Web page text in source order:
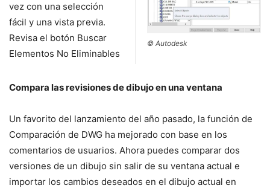
vez con una selección
fácil y una vista previa.
Revisa el botón Buscar
Elementos No Eliminables
© Autodesk
Compara las revisiones de dibujo en una ventana
Un favorito del lanzamiento del año pasado, la función de
Comparación de DWG ha mejorado con base en los
comentarios de usuarios. Ahora puedes comparar dos
versiones de un dibujo sin salir de su ventana actual e
importar los cambios deseados en el dibujo actual en